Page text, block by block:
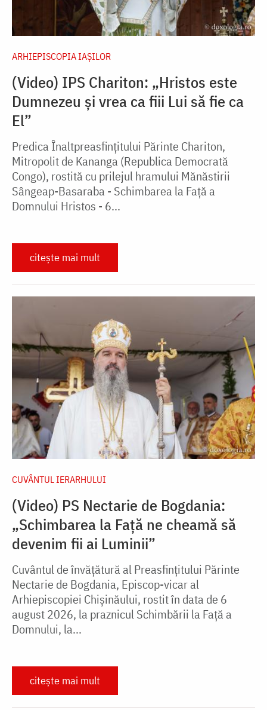
ARHIEPISCOPIA IAŞILOR
(Video) IPS Chariton: „Hristos este
Dumnezeu și vrea ca fiii Lui să fie ca
El”
Predica Înaltpreasfințitului Părinte Chariton,
Mitropolit de Kananga (Republica Democrată
Congo), rostită cu prilejul hramului Mănăstirii
Sângeap-Basaraba - Schimbarea la Față a
Domnului Hristos - 6...
citește mai mult
CUVÂNTUL IERARHULUI
(Video) PS Nectarie de Bogdania:
„Schimbarea la Față ne cheamă să
devenim fii ai Luminii”
Cuvântul de învățătură al Preasfințitului Părinte
Nectarie de Bogdania, Episcop-vicar al
Arhiepiscopiei Chișinăului, rostit în data de 6
august 2026, la praznicul Schimbării la Față a
Domnului, la...
citește mai mult